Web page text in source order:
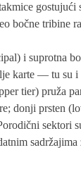
gostujući
bočne tribine
i suprotna
karte — tu su i
tier) pruža
donji prsten
sektori
sadržajima